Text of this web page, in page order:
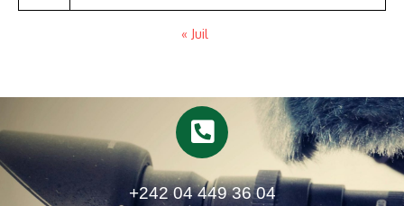
« Juil
+242 04 449 36 04